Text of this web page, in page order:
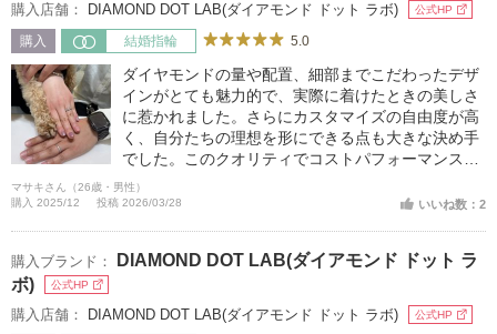
購入店舗： DIAMOND DOT LAB(ダイアモンド ドット ラボ) 公式HP
購入 結婚指輪 5.0
ダイヤモンドの量や配置、細部までこだわったデザ
インがとても魅力的で、実際に着けたときの美しさ
に惹かれました。さらにカスタマイズの自由度が高
く、自分たちの理想を形にできる点も大きな決め手
でした。このクオリティでコストパフォーマンスも
良く、心から満足できる結婚指輪に出会えました。
マサキさん（26歳・男性）
購入 2025/12
投稿 2026/03/28 いいね数：2
購入ブランド：
DIAMOND DOT LAB(ダイアモンド ドット ラ
ボ)
公式HP
購入店舗： DIAMOND DOT LAB(ダイアモンド ドット ラボ) 公式HP